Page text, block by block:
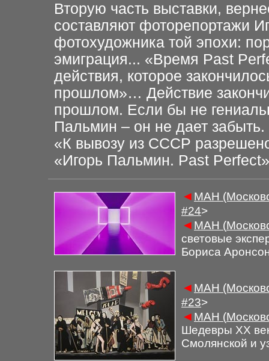
Вторую часть выставки,
составляют фоторепортажи
фотохудожника той эпохи:
эмиграция... «Время Past
действия, которое
прошлом»… Действие
прошлом. Если бы не
Пальмин – он не дает забыть.
«К вывозу из СССР
«Игорь Пальмин. Past
◄ МАН
#24>
◄ МАН (
световые
Бориса
◄ МАН
#23>
◄ МАН (
Шедевры ХХ
Смолянской и